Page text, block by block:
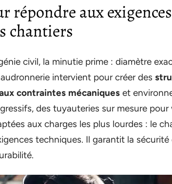
répondre aux exigences
chantiers
civil, la minutie prime : diamètre
intervient pour créer des
contraintes mécaniques et
des tuyauteries sur mesure pour
aux charges les plus lourdes : le
techniques. Il garantit la sécurité